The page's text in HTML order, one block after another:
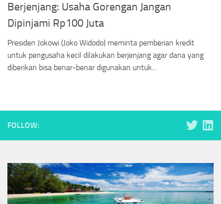
Berjenjang: Usaha Gorengan Jangan
Dipinjami Rp100 Juta
Presiden Jokowi (Joko Widodo) meminta pemberian kredit
untuk pengusaha kecil dilakukan berjenjang agar dana yang
diberikan bisa benar-benar digunakan untuk...
FOLLOW: